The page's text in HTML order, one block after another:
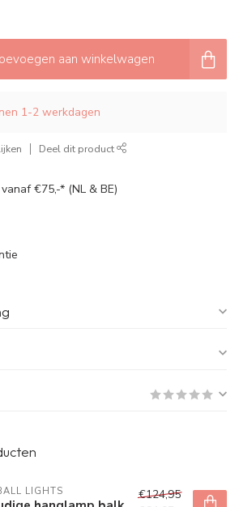
aan winkelwagen
1-2 werkdagen
Deel dit product
€75,-* (NL & BE)
LIGHTS
€124,95